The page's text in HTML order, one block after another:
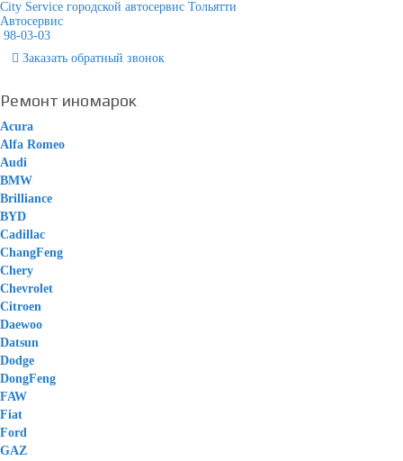
City Service городской автосервис Тольятти
Автосервис
98-03-03
Заказать обратный звонок
Ремонт иномарок
Acura
Alfa Romeo
Audi
BMW
Brilliance
BYD
Cadillac
ChangFeng
Chery
Chevrolet
Citroen
Daewoo
Datsun
Dodge
DongFeng
FAW
Fiat
Ford
GAZ